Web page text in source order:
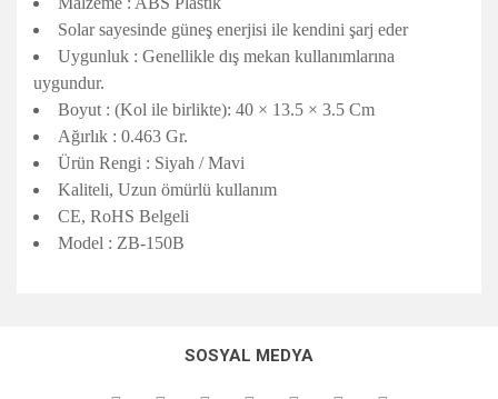
Solar sayesinde güneş enerjisi ile kendini şarj eder
Uygunluk : Genellikle dış mekan kullanımlarına
uygundur.
Boyut : (Kol ile birlikte): 40 × 13.5 × 3.5 Cm
Ağırlık : 0.463 Gr.
Ürün Rengi : Siyah / Mavi
Kaliteli, Uzun ömürlü kullanım
CE, RoHS Belgeli
Model : ZB-150B
kullanarak tarafımıza iletebilirsiniz.
Görüş ve önerileriniz için teşekkür ederiz.
SOSYAL MEDYA